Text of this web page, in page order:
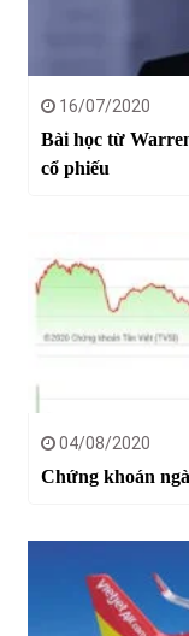
16/07/2020
Bài học từ
cổ phiếu
04/08/2020
Chứng khoán